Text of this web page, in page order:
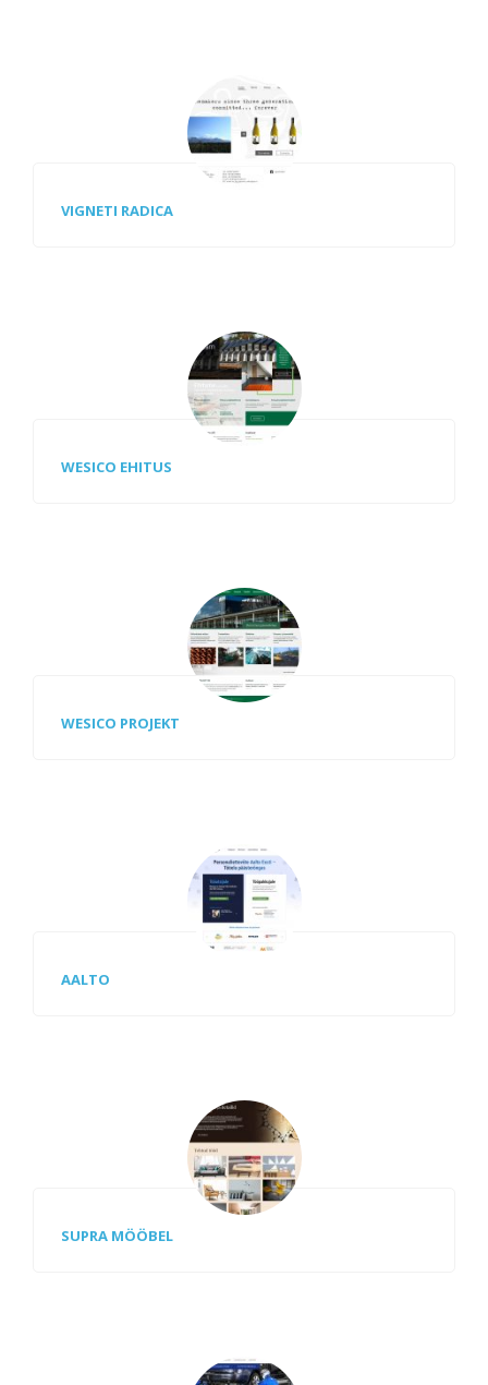
VIGNETI RADICA
WESICO EHITUS
WESICO PROJEKT
AALTO
SUPRA MÖÖBEL